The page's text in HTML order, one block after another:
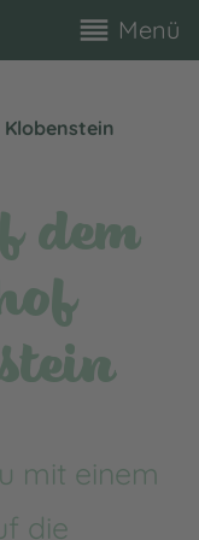
reorder Menü
Klobenstein
mit einem
die